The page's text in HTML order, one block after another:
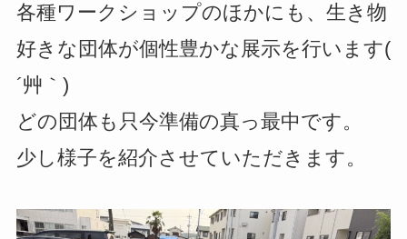
各種ワークショップのほかにも、生き物
好きな団体が個性豊かな展示を行います(
´艸｀)
どの団体も只今準備の真っ最中です。
少し様子を紹介させていただきます。